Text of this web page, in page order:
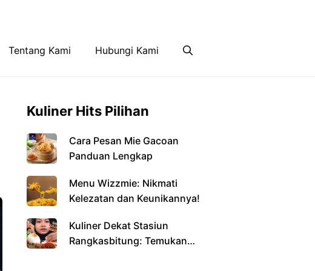
Tentang Kami Hubungi Kami
Kuliner Hits Pilihan
Cara Pesan Mie Gacoan
Panduan Lengkap
Menu Wizzmie: Nikmati
Kelezatan dan Keunikannya!
Kuliner Dekat Stasiun
Rangkasbitung: Temukan